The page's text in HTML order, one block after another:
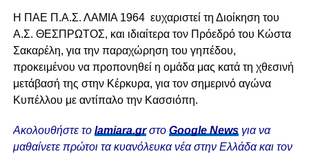
Η ΠΑΕ Π.Α.Σ. ΛΑΜΙΑ 1964 ευχαριστεί τη Διοίκηση του
Α.Σ. ΘΕΣΠΡΩΤΟΣ, και ιδιαίτερα τον Πρόεδρό του Κώστα
Σακαρέλη, για την παραχώρηση του γηπέδου,
προκειμένου να προπονηθεί η ομάδα μας κατά τη χθεσινή
μετάβασή της στην Κέρκυρα, για τον σημερινό αγώνα
Κυπέλλου με αντίπαλο την Κασσιόπη.
Ακολουθήστε το lamiara.grστο Google Newsγια να
μαθαίνετε πρώτοι τα κυανόλευκα νέα στην Ελλάδα και τον